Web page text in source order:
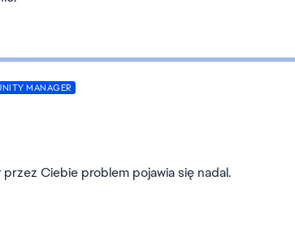
MANAGER
Ciebie problem pojawia się nadal.